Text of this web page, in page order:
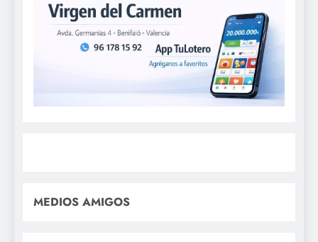
MEDIOS AMIGOS